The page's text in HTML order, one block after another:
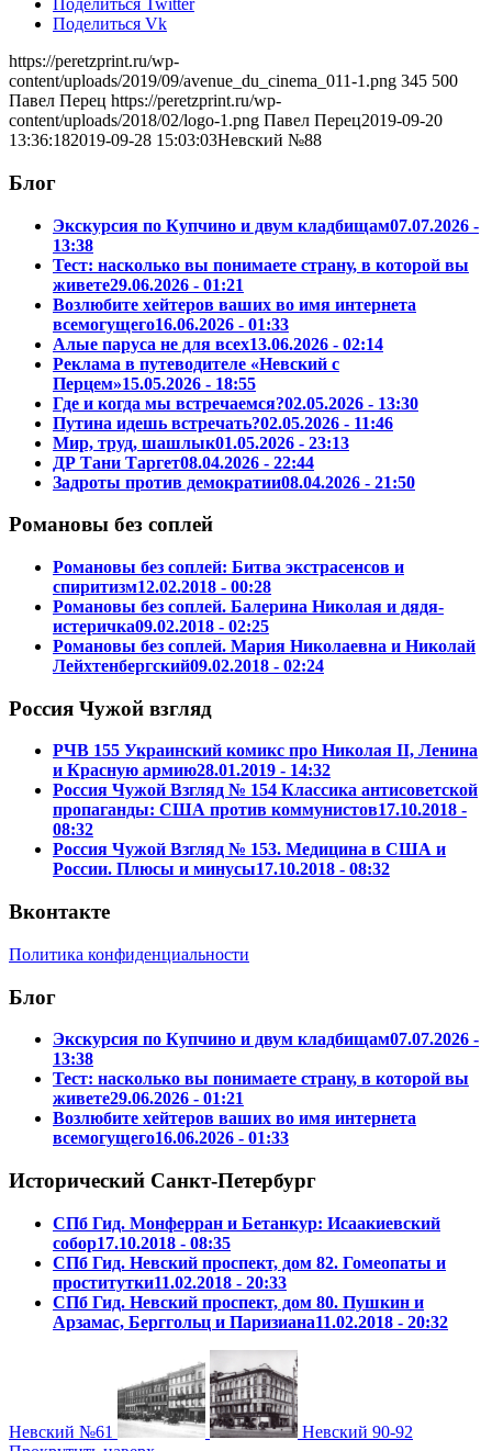
Поделиться Twitter
Поделиться Vk
https://peretzprint.ru/wp-
content/uploads/2019/09/avenue_du_cinema_011-1.png 345 500
Павел Перец https://peretzprint.ru/wp-
content/uploads/2018/02/logo-1.png Павел Перец2019-09-20
13:36:182019-09-28 15:03:03Невский №88
Блог
Экскурсия по Купчино и двум кладбищам07.07.2026 -
13:38
Тест: насколько вы понимаете страну, в которой вы
живете29.06.2026 - 01:21
Возлюбите хейтеров ваших во имя интернета
всемогущего16.06.2026 - 01:33
Алые паруса не для всех13.06.2026 - 02:14
Реклама в путеводителе «Невский с
Перцем»15.05.2026 - 18:55
Где и когда мы встречаемся?02.05.2026 - 13:30
Путина идешь встречать?02.05.2026 - 11:46
Мир, труд, шашлык01.05.2026 - 23:13
ДР Тани Таргет08.04.2026 - 22:44
Задроты против демократии08.04.2026 - 21:50
Романовы без соплей
Романовы без соплей: Битва экстрасенсов и
спиритизм12.02.2018 - 00:28
Романовы без соплей. Балерина Николая и дядя-
истеричка09.02.2018 - 02:25
Романовы без соплей. Мария Николаевна и Николай
Лейхтенбергский09.02.2018 - 02:24
Россия Чужой взгляд
РЧВ 155 Украинский комикс про Николая II, Ленина
и Красную армию28.01.2019 - 14:32
Россия Чужой Взгляд № 154 Классика антисоветской
пропаганды: США против коммунистов17.10.2018 -
08:32
Россия Чужой Взгляд № 153. Медицина в США и
России. Плюсы и минусы17.10.2018 - 08:32
Вконтакте
Политика конфиденциальности
Блог
Экскурсия по Купчино и двум кладбищам07.07.2026 -
13:38
Тест: насколько вы понимаете страну, в которой вы
живете29.06.2026 - 01:21
Возлюбите хейтеров ваших во имя интернета
всемогущего16.06.2026 - 01:33
Исторический Санкт-Петербург
СПб Гид. Монферран и Бетанкур: Исаакиевский
собор17.10.2018 - 08:35
СПб Гид. Невский проспект, дом 82. Гомеопаты и
проститутки11.02.2018 - 20:33
СПб Гид. Невский проспект, дом 80. Пушкин и
Арзамас, Берггольц и Паризиана11.02.2018 - 20:32
Невский №61
Невский 90-92